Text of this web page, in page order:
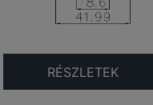
RÉSZLETEK